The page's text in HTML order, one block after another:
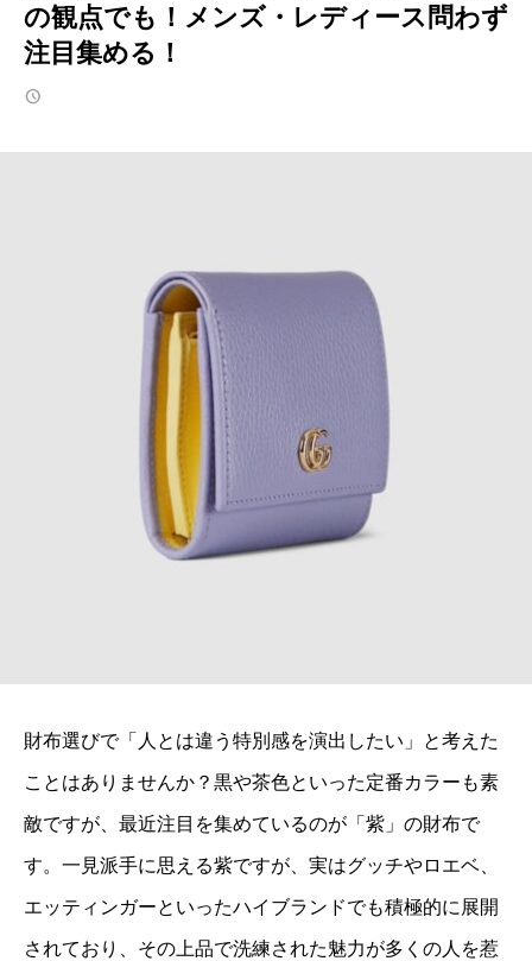
の観点でも！メンズ・レディース問わず
注目集める！
財布選びで「人とは違う特別感を演出したい」と考えた
ことはありませんか？黒や茶色といった定番カラーも素
敵ですが、最近注目を集めているのが「紫」の財布で
す。一見派手に思える紫ですが、実はグッチやロエベ、
エッティンガーといったハイブランドでも積極的に展開
されており、その上品で洗練された魅力が多くの人を惹